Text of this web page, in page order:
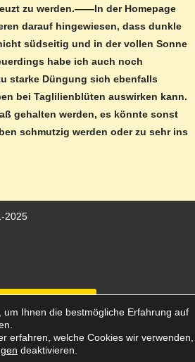
zu werden.——In der Homepage
darauf hingewiesen, dass dunkle
südseitig und in der vollen Sonne
habe ich auch noch
starke Düngung sich ebenfalls
bei Taglilienblüten auswirken kann.
gehalten werden, es könnte sonst
schmutzig werden oder zu sehr ins
2025
um Ihnen die bestmögliche Erfahrung auf
erfahren, welche Cookies wir verwenden,
deaktivieren.